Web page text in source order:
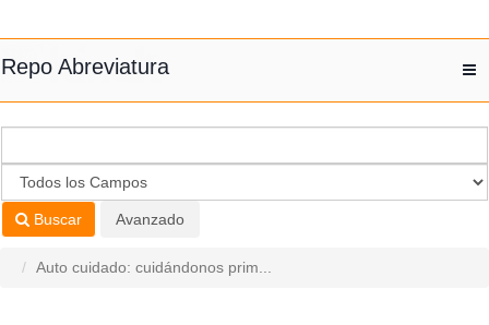
Repo Abreviatura
Buscar Avanzado
Auto cuidado: cuidándonos prim...